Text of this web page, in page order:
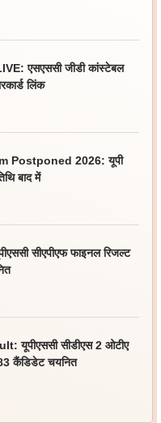
एसएससी जीडी कांस्टेबल
लिंक
Postponed 2026: यूपी
बाद में
सीएपीएफ फाइनल रिजल्ट
यूपीएससी सीडीएस 2 ओटीए
कैंडिडेट चयनित